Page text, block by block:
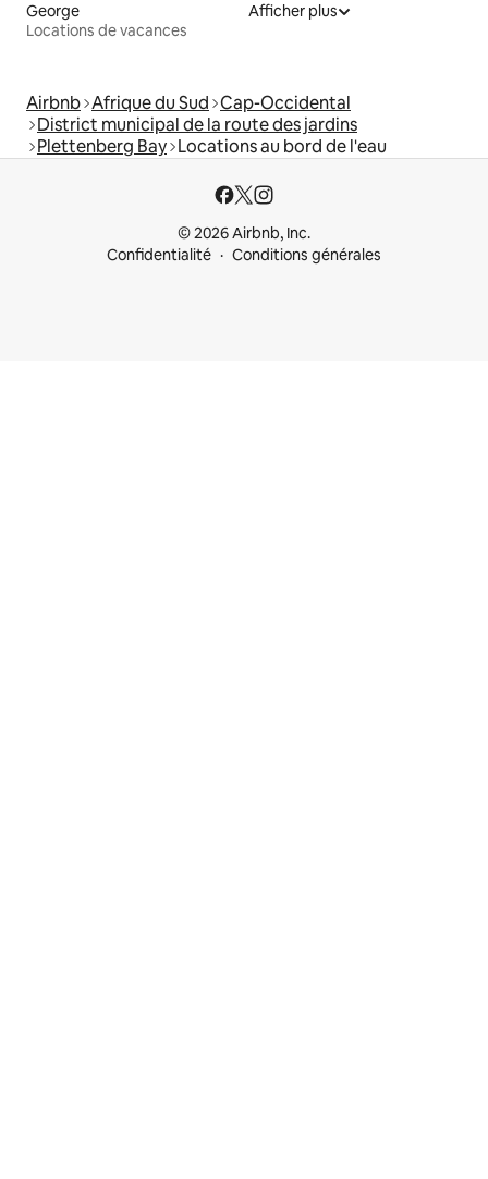
George
Locations de vacances
Afficher plus
Airbnb Afrique du Sud Cap-Occidental
District municipal de la route des jardins
Plettenberg Bay Locations au bord de l'eau
© 2026 Airbnb, Inc.
Confidentialité
Conditions générales